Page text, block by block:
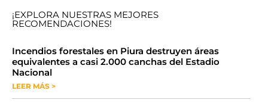
¡EXPLORA NUESTRAS MEJORES
RECOMENDACIONES!
​​​​Incendios forestales en Piura destruyen áreas
equivalentes a casi 2.000 canchas del Estadio
Nacional
LEER MÁS >